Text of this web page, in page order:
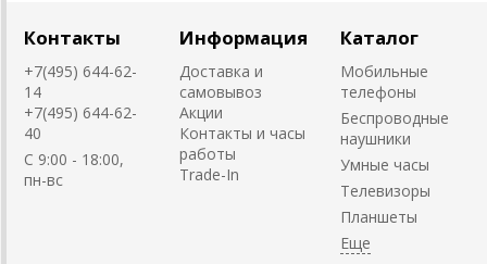
Контакты
+7(495) 644-62-
14
+7(495) 644-62-
40
C 9:00 - 18:00,
пн-вс
Информация
Доставка и
самовывоз
Акции
Контакты и часы
работы
Trade-In
Каталог
Мобильные
телефоны
Беспроводные
наушники
Умные часы
Телевизоры
Планшеты